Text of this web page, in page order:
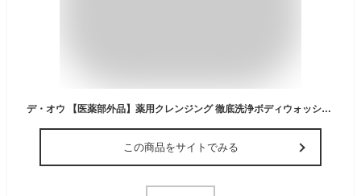
デ・オウ 【医薬部外品】薬用クレンジング 徹底洗浄ボディウォッシュ 詰替用 特大 ボディソープ 930ミリリットル (x 1)
この商品をサイトでみる